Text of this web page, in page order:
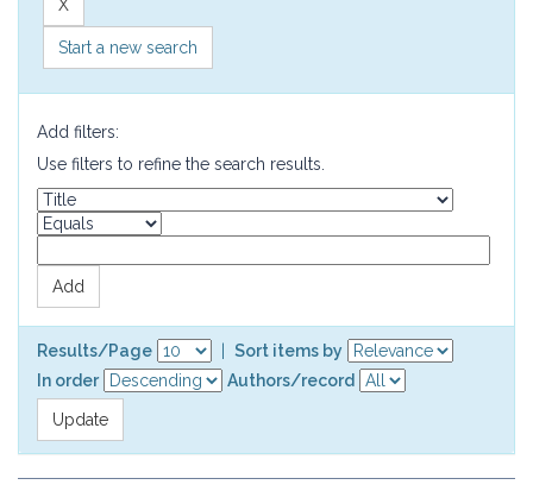
Start a new search
Add filters:
Use filters to refine the search results.
Results/Page
Sort items by
In order
Authors/record